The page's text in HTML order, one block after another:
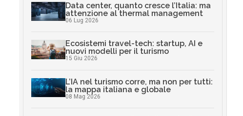
Data center, quanto cresce l’Italia: ma
attenzione al thermal management
06 Lug 2026
Ecosistemi travel-tech: startup, AI e
nuovi modelli per il turismo
15 Giu 2026
L’IA nel turismo corre, ma non per tutti:
la mappa italiana e globale
08 Mag 2026